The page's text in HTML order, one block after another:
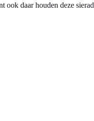
daar houden deze